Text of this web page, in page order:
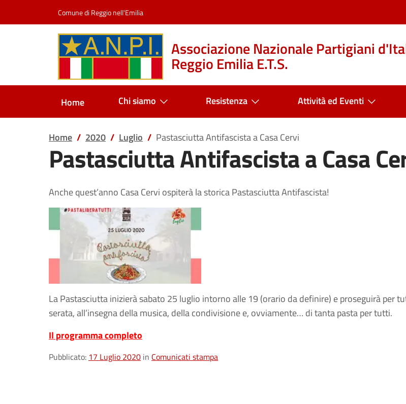
Comune di Reggio nell'Emilia
Associazione Nazionale Partigiani
Reggio Emilia E.T.S.
Home Chi siamo Resistenza Attività ed Eventi
Home 2020 Luglio Pastasciutta Antifascista a Casa Cervi
Pastasciutta Antifascista a Casa
Anche quest’anno Casa Cervi ospiterà la storica Pastasciutta Antifascista!
La Pastasciutta inizierà sabato 25 luglio intorno alle 19 (orario da definire) e proseguirà per
serata, all’insegna della musica, della condivisione e, ovviamente… di tanta pasta per tutti.
Il programma completo
Pubblicato: 17 Luglio 2020 in Comunicati stampa